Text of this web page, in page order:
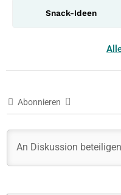
Snack-Ideen
Abonnieren